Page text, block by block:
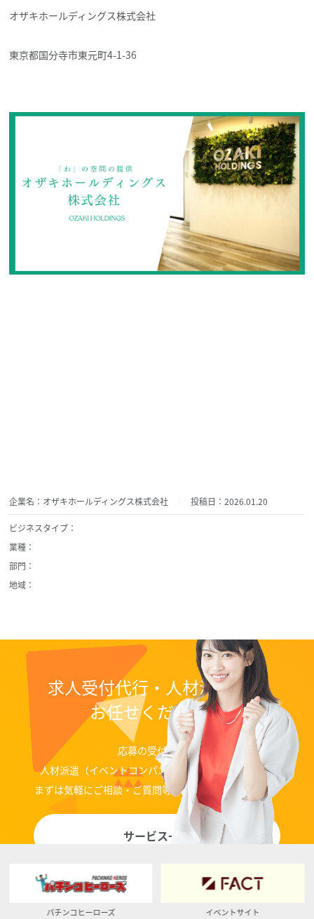
オザキホールディングス株式会社
東京都国分寺市東元町4-1-36
企業名：オザキホールディングス株式会社 投稿日：2026.01.20
ビジネスタイプ：
業種：
部門：
地域：
求人受付代行・人材派遣なら
お任せください！
応募の受付代行、
人材派遣（イベントコンパニオン、ディレクター）等
まずは気軽にご相談・ご質問等お問い合わせください。
サービス一覧
イベントサイト ベッカク